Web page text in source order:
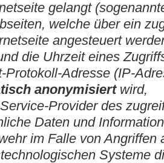
gelangt
welche über ein
angesteuert
die Uhrzeit eines
Protokoll-Adresse (IP-
anonymisiertwird,
Provider des
Daten und
im Falle von Angriffen
Systeme